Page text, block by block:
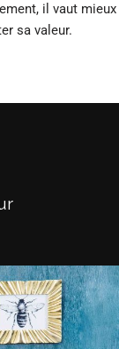
il vaut mieux
sa valeur.